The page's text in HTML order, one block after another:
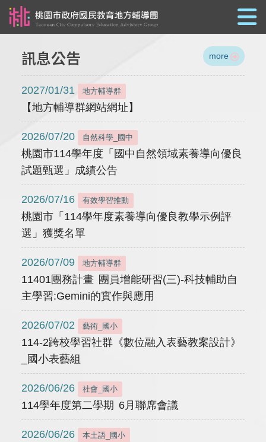
訊息公告 more
2027/01/31 地方輔導群
【地方輔導群網站網址】
2026/07/20 自然科學_國中
桃園市114學年度「國中自然領域素養導向優良
試題甄選」成績公告
2026/07/16 有效學習推動
桃園市「114學年度素養導向優良教學示例評
選」獲獎名單
2026/07/09 地方輔導群
11401團務計畫 團員增能研習(三)-科技輔助自
主學習:Gemini的實作與應用
2026/07/02 藝術_國小
114-2跨校學習社群《數位融入表藝教案設計》
_國小表藝組
2026/06/26 社會_國小
114學年度第二學期 6月聯席會議
2026/06/26 本土語_國小